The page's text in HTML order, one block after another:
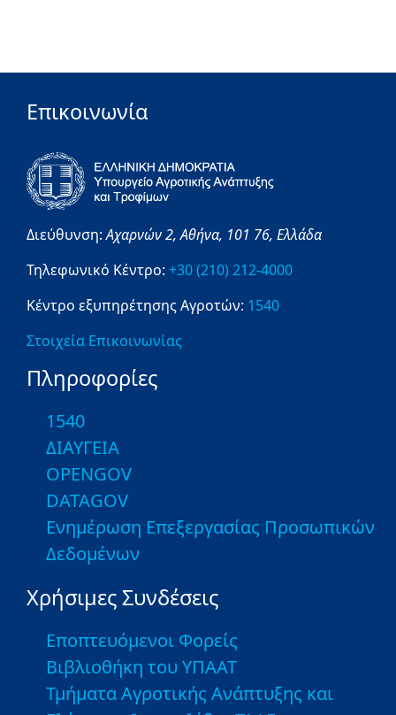
Επικοινωνία
Διεύθυνση:Αχαρνών 2,Αθήνα, 101 76, Ελλάδα
Τηλεφωνικό Κέντρο: +30 (210) 212-4000
Κέντρο εξυπηρέτησης Αγροτών: 1540
Στοιχεία Επικοινωνίας
Πληροφορίες
1540
ΔΙΑΥΓΕΙΑ
OPENGOV
DATAGOV
Ενημέρωση Επεξεργασίας Προσωπικών
Δεδομένων
Χρήσιμες Συνδέσεις
Εποπτευόμενοι Φορείς
Βιβλιοθήκη του ΥΠΑΑΤ
Τμήματα Αγροτικής Ανάπτυξης και